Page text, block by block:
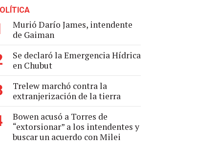
Murió Darío James, intendente
de Gaiman
Se declaró la Emergencia Hídrica
en Chubut
Trelew marchó contra la
extranjerización de la tierra
Bowen acusó a Torres de
“extorsionar” a los intendentes y
buscar un acuerdo con Milei